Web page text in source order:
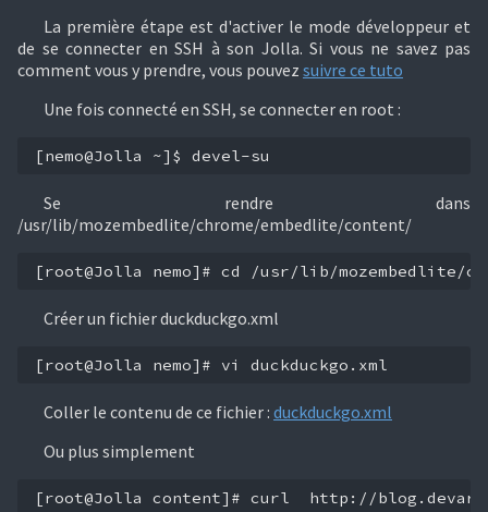
La première étape est d'activer le mode développeur et
de se connecter en SSH à son Jolla. Si vous ne savez pas
comment vous y prendre, vous pouvez suivre ce tuto
Une fois connecté en SSH, se connecter en root :
[nemo@Jolla ~]$ devel-su
Se rendre dans
/usr/lib/mozembedlite/chrome/embedlite/content/
[root@Jolla nemo]# cd /usr/lib/mozembedlite/
Créer un fichier duckduckgo.xml
[root@Jolla nemo]# vi duckduckgo.xml
Coller le contenu de ce fichier : duckduckgo.xml
Ou plus simplement
[root@Jolla content]# curl  http://